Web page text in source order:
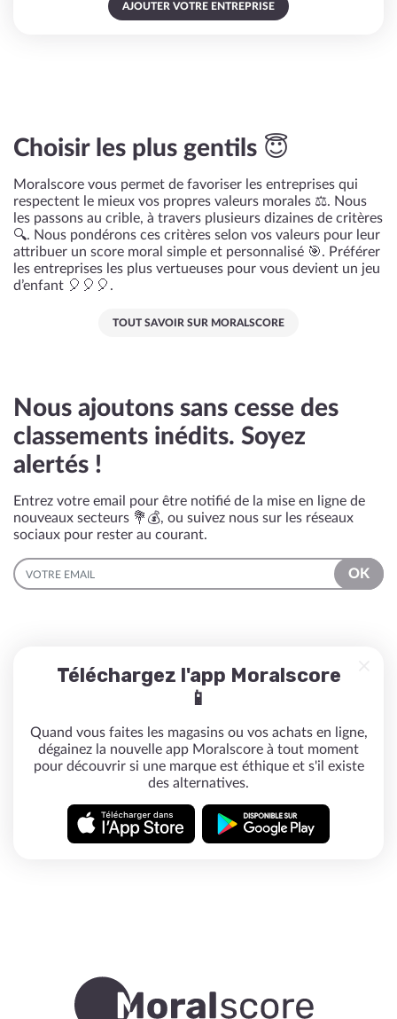
AJOUTER VOTRE ENTREPRISE
Choisir les plus gentils 😇
Moralscore vous permet de favoriser les entreprises qui
respectent le mieux vos propres valeurs morales ⚖️. Nous
les passons au crible, à travers plusieurs dizaines de critères
🔍. Nous pondérons ces critères selon vos valeurs pour leur
attribuer un score moral simple et personnalisé 🎯. Préférer
les entreprises les plus vertueuses pour vous devient un jeu
d’enfant 🎈🎈🎈.
TOUT SAVOIR SUR MORALSCORE
Nous ajoutons sans cesse des
classements inédits. Soyez
alertés !
Entrez votre email pour être notifié de la mise en ligne de
nouveaux secteurs 💐💰, ou suivez nous sur les réseaux
sociaux pour rester au courant.
EMAIL
OK
Téléchargez l'app Moralscore
📱
Quand vous faites les magasins ou vos achats en ligne,
dégainez la nouvelle app Moralscore à tout moment
pour découvrir si une marque est éthique et s'il existe
des alternatives.